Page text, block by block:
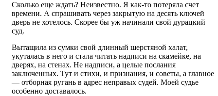
Сколько еще ждать? Неизвестно. Я как-то потеряла счет
времени. А спрашивать через закрытую на десять ключей
дверь не хотелось. Скорее бы уж начинали свой дурацкий
суд.
Вытащила из сумки свой длинный шерстяной халат,
укуталась в него и стала читать надписи на скамейке, на
дверях, на стенах. Не надписи, а целые послания
заключенных. Тут и стихи, и признания, и советы, а главное
— отборная ругань в адрес неправых судей. Моей судье
особенно доставалось.